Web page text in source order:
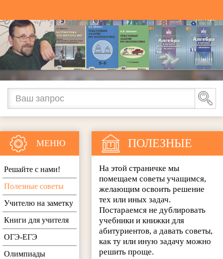
ПОЛЕЗНЫЕ
СОВЕТЫ
На этой страничке мы
помещаем советы учащимся,
желающим освоить решение
тех или иных задач.
Постараемся не дублировать
учебники и книжки для
абитуриентов, а давать советы,
как ту или иную задачу можно
решить проще.
МЕНЮ
Решайте с нами!
Полезные советы
Учителю на заметку
Книги для учителя
ОГЭ-ЕГЭ
Олимпиады